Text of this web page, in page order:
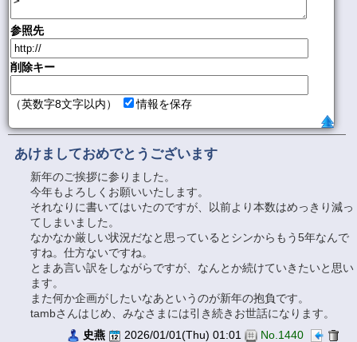
参照先
削除キー
（英数字8文字以内） 情報を保存
あけましておめでとうございます
新年のご挨拶に参りました。
今年もよろしくお願いいたします。
それなりに書いてはいたのですが、以前より本数はめっきり減っ
てしまいました。
なかなか厳しい状況だなと思っているとシンからもう5年なんで
すね。仕方ないですね。
とまあ言い訳をしながらですが、なんとか続けていきたいと思い
ます。
また何か企画がしたいなあというのが新年の抱負です。
tambさんはじめ、みなさまには引き続きお世話になります。
史燕
2026/01/01(Thu) 01:01 No.1440